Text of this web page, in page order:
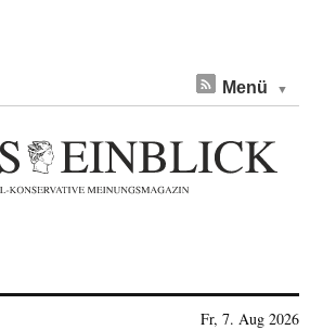
Menü
Fr, 7. Aug 2026